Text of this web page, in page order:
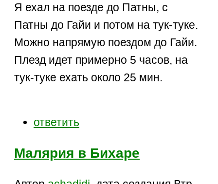
Я ехал на поезде до Патны, с
Патны до Гайи и потом на тук-туке.
Можно напрямую поездом до Гайи.
Плезд идет примерно 5 часов, на
тук-туке ехать около 25 мин.
ответить
Малярия в Бихаре